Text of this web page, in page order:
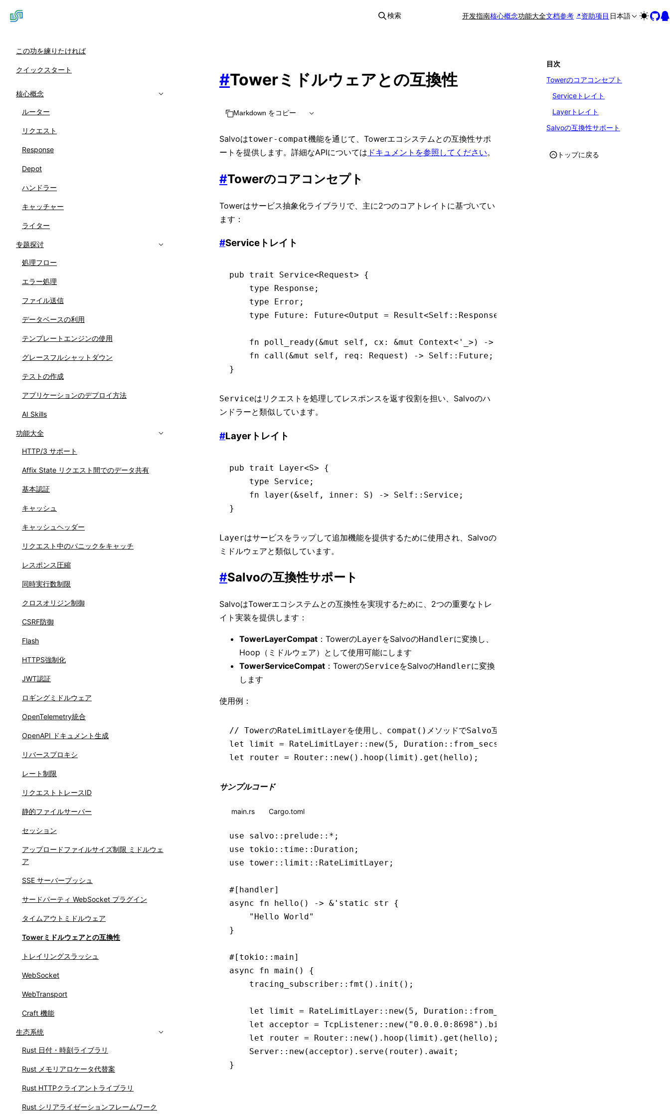
検索 开发指南核心概念功能大全文档参考 资助项目 日本語
この功を練りたければ
クイックスタート
核心概念
ルーター
リクエスト
Response
Depot
ハンドラー
キャッチャー
ライター
专题探讨
処理フロー
エラー処理
ファイル送信
データベースの利用
テンプレートエンジンの使用
グレースフルシャットダウン
テストの作成
アプリケーションのデプロイ方法
AI Skills
功能大全
HTTP/3 サポート
Affix State リクエスト間でのデータ共有
基本認証
キャッシュ
キャッシュヘッダー
リクエスト中のパニックをキャッチ
レスポンス圧縮
同時実行数制限
クロスオリジン制御
CSRF防御
Flash
HTTPS強制化
JWT認証
ロギングミドルウェア
OpenTelemetry統合
OpenAPI ドキュメント生成
リバースプロキシ
レート制限
リクエストトレースID
静的ファイルサーバー
セッション
アップロードファイルサイズ制限 ミドルウェ
ア
SSE サーバープッシュ
サードパーティ WebSocket プラグイン
タイムアウトミドルウェア
Towerミドルウェアとの互換性
トレイリングスラッシュ
WebSocket
WebTransport
Craft 機能
生态系统
Rust 日付・時刻ライブラリ
Rust メモリアロケータ代替案
Rust HTTPクライアントライブラリ
Rust シリアライゼーションフレームワーク
#Towerミドルウェアとの互換性
Markdown をコピー
Salvoはtower-compat機能を通じて、Towerエコシステムとの互換性サポ
ートを提供します。詳細なAPIについては ドキュメントを参照してください。
#Towerのコアコンセプト
Towerはサービス抽象化ライブラリで、主に2つのコアトレイトに基づいてい
ます：
#Serviceトレイト
pub trait Service<Request> {
    type
Response ;
    type
Error ;
    type
Future : Future<Output = Result<Self :: Response
    fn
poll_ready (&mut self, cx : &mut Context<' >) ->
    fn
call (&mut self, req : Request ) -> Self :: Future ;
}
Serviceはリクエストを処理してレスポンスを返す役割を担い、Salvoのハ
ンドラーと類似しています。
#Layerトレイト
pub trait Layer<S> {
    type
Service ;
    fn
layer (&self, inner : S ) -> Self :: Service ;
}
Layerはサービスをラップして追加機能を提供するために使用され、Salvoの
ミドルウェアと類似しています。
#Salvoの互換性サポート
SalvoはTowerエコシステムとの互換性を実現するために、2つの重要なトレ
イト実装を提供します：
TowerLayerCompat ：TowerのLayerをSalvoのHandlerに変換し、
Hoop（ミドルウェア）として使用可能にします
TowerServiceCompat ：TowerのServiceをSalvoのHandlerに変換
します
使用例：
// TowerのRateLimitLayerを使用し、compat()メソッドでSalvo互換形式に変換
let
limit = RateLimitLayer :: new( 5 , Duration :: from_secs
let
router = Router :: new() . hoop (limit) . get (hello);
サンプルコード
main.rs Cargo.toml
use salvo :: prelude ::* ;
use tokio :: time :: Duration ;
use tower :: limit :: RateLimitLayer ;
#[handler]
async fn hello () -> & ' static str {
    "Hello World"
}
#[tokio :: main]
async fn main () {
    tracing_subscriber
:: fmt () . init ();
    let
limit = RateLimitLayer :: new( 5 , Duration :: from_secs
    let
acceptor = TcpListener :: new( "0.0.0.0:8698" ) . bind
    let
router = Router :: new() . hoop (limit) . get (hello);
    Server
:: new(acceptor) . serve (router) .await ;
}
目次
Towerのコアコンセプト
Serviceトレイト
Layerトレイト
Salvoの互換性サポート
トップに戻る